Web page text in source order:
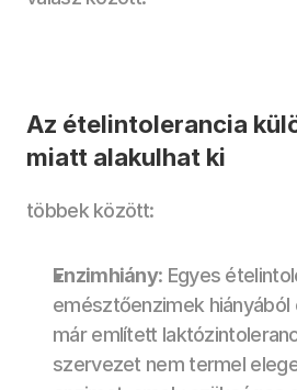
Az ételintolerancia
miatt alakulhat ki
többek között:
Enzimhiány: Egyes
emésztőenzimek hiányából
már említett
szervezet nem termel